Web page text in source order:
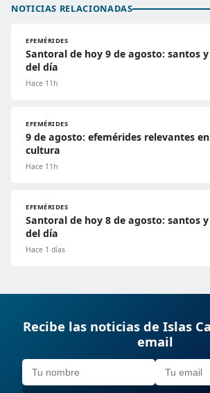
NOTICIAS RELACIONADAS
EFEMÉRIDES
Santoral de hoy 9 de agosto: santos
del día
Hace 11h
EFEMÉRIDES
9 de agosto: efemérides relevantes
cultura
Hace 11h
EFEMÉRIDES
Santoral de hoy 8 de agosto: santos
del día
Hace 1 días
Recibe las noticias de Islas
email